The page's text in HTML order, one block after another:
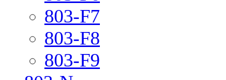
803-F7
803-F8
803-F9